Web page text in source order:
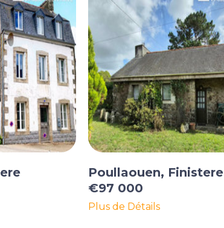
Poullaouen, Finistere
€97 000
Plus de Détails